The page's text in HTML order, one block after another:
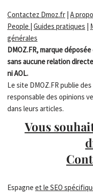
Contactez Dmoz.fr | A
People | Guides pratiques |
générales
DMOZ.FR, marque
sans aucune relation
ni AOL.
Le site DMOZ.FR publie
responsable des opinions
dans leurs articles.
Vous
Espagne et le SEO